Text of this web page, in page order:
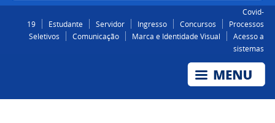
Covid-
19
Estudante Servidor Ingresso Concursos
Processos
Seletivos
Comunicação Marca e Identidade Visual
Acesso a
sistemas